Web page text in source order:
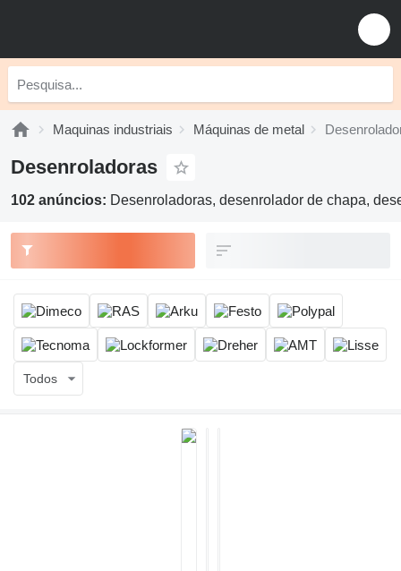
Maquinas industriais Máquinas de metal
Desenroladoras
102 anúncios: Desenroladoras, desenrolador de chapa,
Todos